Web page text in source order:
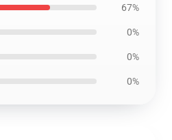
67%
0%
0%
0%